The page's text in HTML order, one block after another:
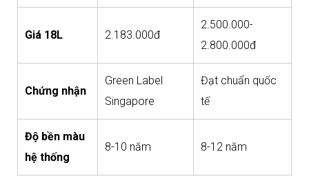
Giá 18L 2.183.000đ
2.500.000-
2.800.000đ
Chứng nhận
Green Label
Singapore
Đạt chuẩn quốc
tế
Độ bền màu
hệ thống
8-10 năm 8-12 năm